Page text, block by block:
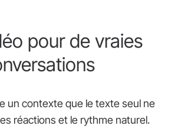
pour de vraies
un contexte que le texte seul ne
réactions et le rythme naturel.